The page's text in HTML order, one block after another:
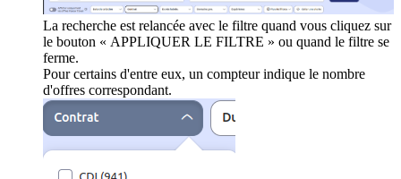
La recherche est relancée avec le filtre quand vous cliquez sur
le bouton « APPLIQUER LE FILTRE » ou quand le filtre se
ferme.
Pour certains d'entre eux, un compteur indique le nombre
d'offres correspondant.